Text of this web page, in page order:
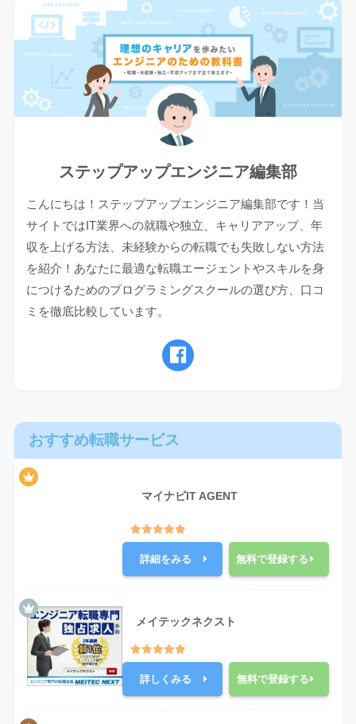
ステップアップエンジニア編集部
こんにちは！ステップアップエンジニア編集部です！当
サイトではIT業界への就職や独立、キャリアアップ、年
収を上げる方法、未経験からの転職でも失敗しない方法
を紹介！あなたに最適な転職エージェントやスキルを身
につけるためのプログラミングスクールの選び方、口コ
ミを徹底比較しています。
おすすめ転職サービス
マイナビIT AGENT
詳細をみる 無料で登録する
メイテックネクスト
詳しくみる 無料で登録する